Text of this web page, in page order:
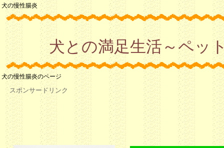
犬の慢性腸炎
犬との満足生活～ペッ
犬の慢性腸炎のページ
スポンサードリンク